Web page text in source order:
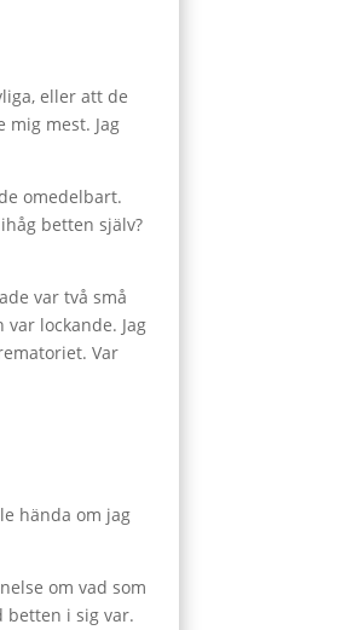
eller att de
mest. Jag
omedelbart.
betten själv?
var två små
lockande. Jag
Var
hända om jag
om vad som
betten i sig var.